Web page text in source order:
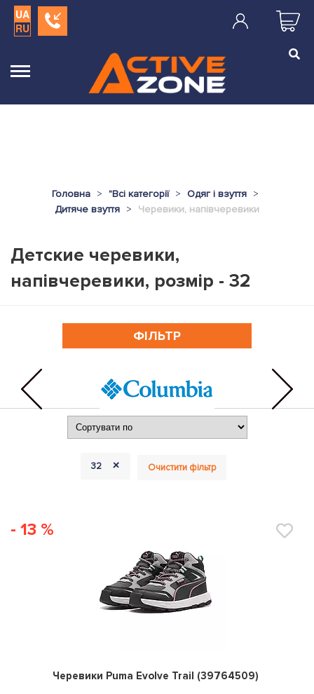
UA
RU
Головна "Всі категорії
Одяг і взуття
Дитяче взуття
Черевики, напівчеревики
Детские черевики,
напівчеревики, розмір - 32
ФІЛЬТР
32 + Очистити фільтр
- 13 %
0
Черевики Puma Evolve Trail (39764509)